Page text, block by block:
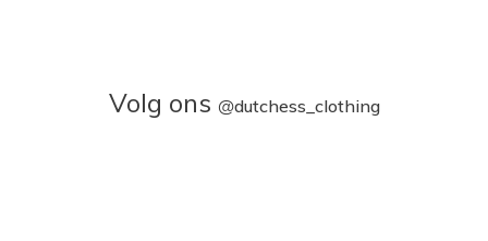
Volg ons @dutchess_clothing